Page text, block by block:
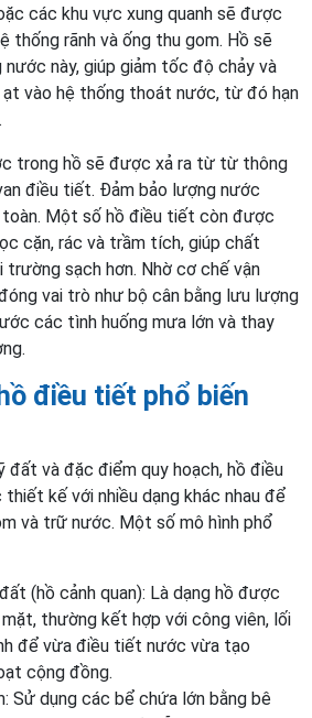
các khu vực xung quanh sẽ được
thống rãnh và ống thu gom. Hồ sẽ
này, giúp giảm tốc độ chảy và
vào hệ thống thoát nước, từ đó hạn
trong hồ sẽ được xả ra từ từ thông
điều tiết. Đảm bảo lượng nước
Một số hồ điều tiết còn được
cặn, rác và trầm tích, giúp chất
sạch hơn. Nhờ cơ chế vận
vai trò như bộ cân bằng lưu lượng
các tình huống mưa lớn và thay
điều tiết phổ biến
đất và đặc điểm quy hoạch, hồ điều
kế với nhiều dạng khác nhau để
và trữ nước. Một số mô hình phổ
(hồ cảnh quan): Là dạng hồ được
thường kết hợp với công viên, lối
để vừa điều tiết nước vừa tạo
cộng đồng.
Sử dụng các bể chứa lớn bằng bê